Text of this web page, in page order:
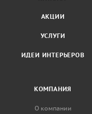
АКЦИИ
УСЛУГИ
ИДЕИ ИНТЕРЬЕРОВ
КОМПАНИЯ
О компании